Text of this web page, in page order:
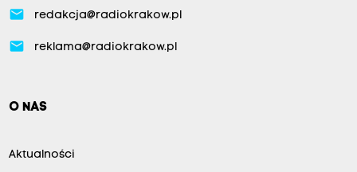
email redakcja@radiokrakow.pl
email reklama@radiokrakow.pl
O NAS
Aktualności